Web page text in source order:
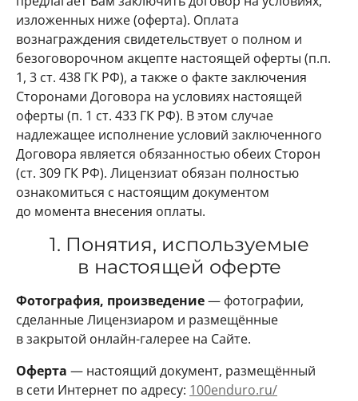
изложенных ниже (оферта). Оплата
вознаграждения свидетельствует о полном и
безоговорочном акцепте настоящей оферты (п.п.
1, 3 ст. 438 ГК РФ), а также о факте заключения
Сторонами Договора на условиях настоящей
оферты (п. 1 ст. 433 ГК РФ). В этом случае
надлежащее исполнение условий заключенного
Договора является обязанностью обеих Сторон
(ст. 309 ГК РФ). Лицензиат обязан полностью
ознакомиться с настоящим документом
до момента внесения оплаты.
1. Понятия, используемые
в настоящей оферте
Фотография, произведение— фотографии,
сделанные Лицензиаром и размещённые
в закрытой онлайн-галерее на Сайте.
Оферта — настоящий документ, размещённый
в сети Интернет по адресу: 100enduro.ru/